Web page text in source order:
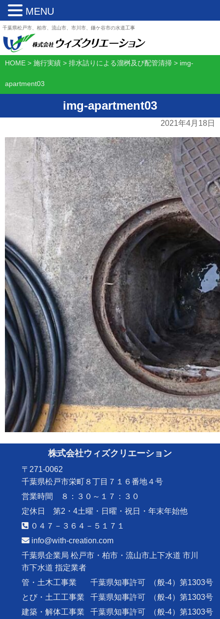
千葉県松戸市、柏市、流山市、市川市、鎌ケ谷市の水道工事
HOME > 施行実績 > 排水詰りによる溜桝及び配管清掃 > img-
apartment03
img-apartment03
2021年4月18日
MENU
株式会社ウィズクリエーション
〒271-0062
千葉県松戸市栄町８丁目７１６番地４号
営業時間 ８：３０～１７：３０
定休日 第2・4土曜・日曜・祝日・年末年始他
０４７－３６４－５１７１
info@with-creation.com
千葉県企業局 松戸市・柏市・流山市上下水道 市川
市下水道 指定業者
管・土木工事業
千葉県知事許可
（般-4）第1303号
とび・土工工事業
千葉県知事許可
（般-4）第1303号
建築・解体工事業
千葉県知事許可
（般-4）第1303号